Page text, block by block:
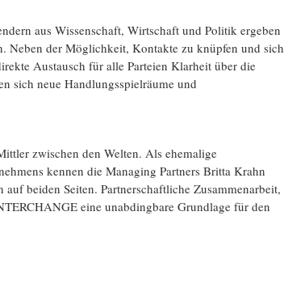
aus Wissenschaft, Wirtschaft und Politik ergeben
Neben der Möglichkeit, Kontakte zu knüpfen und sich
Austausch für alle Parteien Klarheit über die
sich neue Handlungsspielräume und
zwischen den Welten. Als ehemalige
kennen die Managing Partners Britta Krahn
beiden Seiten. Partnerschaftliche Zusammenarbeit,
eine unabdingbare Grundlage für den